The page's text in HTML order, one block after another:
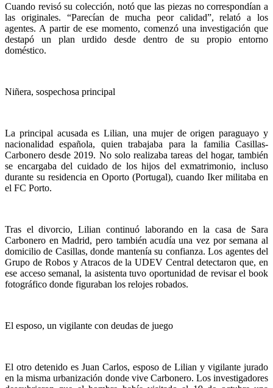
Cuando revisó su colección, notó que las piezas no correspondían a
las originales. “Parecían de mucha peor calidad”, relató a los
agentes. A partir de ese momento, comenzó una investigación que
destapó un plan urdido desde dentro de su propio entorno
doméstico.
Niñera, sospechosa principal
La principal acusada es Lilian, una mujer de origen paraguayo y
nacionalidad española, quien trabajaba para la familia Casillas-
Carbonero desde 2019. No solo realizaba tareas del hogar, también
se encargaba del cuidado de los hijos del exmatrimonio, incluso
durante su residencia en Oporto (Portugal), cuando Iker militaba en
el FC Porto.
Tras el divorcio, Lilian continuó laborando en la casa de Sara
Carbonero en Madrid, pero también acudía una vez por semana al
domicilio de Casillas, donde mantenía su confianza. Los agentes del
Grupo de Robos y Atracos de la UDEV Central detectaron que, en
ese acceso semanal, la asistenta tuvo oportunidad de revisar el book
fotográfico donde figuraban los relojes robados.
El esposo, un vigilante con deudas de juego
El otro detenido es Juan Carlos, esposo de Lilian y vigilante jurado
en la misma urbanización donde vive Carbonero. Los investigadores